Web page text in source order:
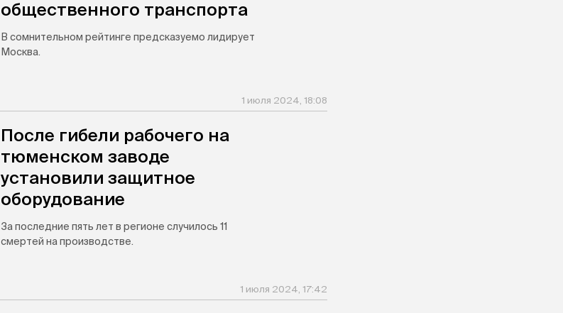
общественного транспорта
В сомнительном рейтинге предсказуемо лидирует
Москва.
1 июля 2024, 18:08
После гибели рабочего на
тюменском заводе
установили защитное
оборудование
За последние пять лет в регионе случилось 11
смертей на производстве.
1 июля 2024, 17:42